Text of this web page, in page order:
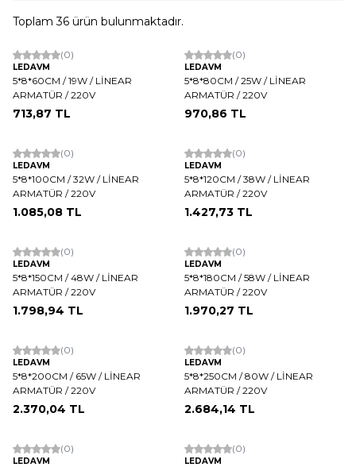
Toplam36 ürün bulunmaktadır.
(0)
LEDAVM
5*8*60CM / 19W / LİNEAR
ARMATÜR / 220V
713,87 TL
(0)
LEDAVM
5*8*80CM / 25W / LİNEAR
ARMATÜR / 220V
970,86 TL
(0)
LEDAVM
5*8*100CM / 32W / LİNEAR
ARMATÜR / 220V
1.085,08 TL
(0)
LEDAVM
5*8*120CM / 38W / LİNEAR
ARMATÜR / 220V
1.427,73 TL
(0)
LEDAVM
5*8*150CM / 48W / LİNEAR
ARMATÜR / 220V
1.798,94 TL
(0)
LEDAVM
5*8*180CM / 58W / LİNEAR
ARMATÜR / 220V
1.970,27 TL
(0)
LEDAVM
5*8*200CM / 65W / LİNEAR
ARMATÜR / 220V
2.370,04 TL
(0)
LEDAVM
5*8*250CM / 80W / LİNEAR
ARMATÜR / 220V
2.684,14 TL
(0)
LEDAVM
(0)
LEDAVM